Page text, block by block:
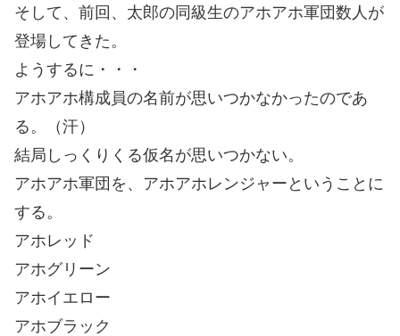
そして、前回、太郎の同級生のアホアホ軍団数人が
登場してきた。
ようするに・・・
アホアホ構成員の名前が思いつかなかったのであ
る。（汗）
結局しっくりくる仮名が思いつかない。
アホアホ軍団を、アホアホレンジャーということに
する。
アホレッド
アホグリーン
アホイエロー
アホブラック